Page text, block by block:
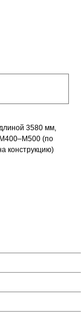
3580 мм,
(по
конструкцию)